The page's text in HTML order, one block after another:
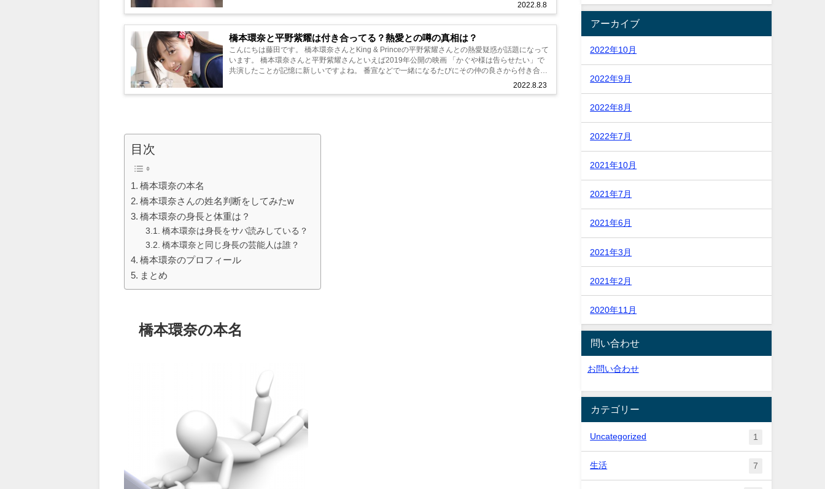
2022.8.8
橋本環奈と平野紫耀は付き合ってる？熱愛との噂の真相は？
2022.8.23
こんにちは藤田です。 橋本環奈さんとKing & Princeの平野紫耀さんとの熱愛疑惑が話題になって
います。 橋本環奈さんと平野紫耀さんといえば2019年公開の映画 「かぐや様は告らせたい」で
共演したことが記憶に新しいですよね。 番宣などで一緒になるたびにその仲の良さから付き合っ
目次
橋本環奈の本名
橋本環奈さんの姓名判断をしてみたw
橋本環奈の身長と体重は？
橋本環奈は身長をサバ読みしている？
橋本環奈と同じ身長の芸能人は誰？
橋本環奈のプロフィール
まとめ
橋本環奈の本名
アーカイブ
2022年10月
2022年9月
2022年8月
2022年7月
2021年10月
2021年7月
2021年6月
2021年3月
2021年2月
2020年11月
問い合わせ
お問い合わせ
カテゴリー
Uncategorized 1
生活 7